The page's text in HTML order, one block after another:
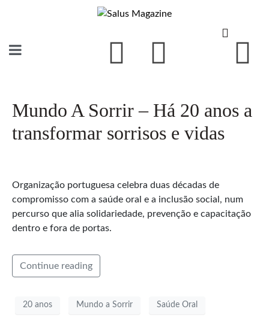
Mundo A Sorrir – Há 20 anos a
transformar sorrisos e vidas
Organização portuguesa celebra duas décadas de
compromisso com a saúde oral e a inclusão social, num
percurso que alia solidariedade, prevenção e capacitação
dentro e fora de portas.
Continue reading
20 anos Mundo a Sorrir Saúde Oral